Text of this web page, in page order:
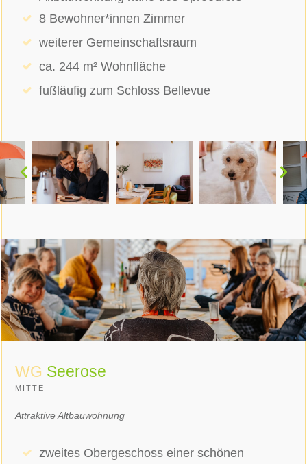
8 Bewohner*innen Zimmer
weiterer Gemeinschaftsraum
ca. 244 m² Wohnfläche
fußläufig zum Schloss Bellevue
WG Seerose
MITTE
Attraktive Altbauwohnung
zweites Obergeschoss einer schönen